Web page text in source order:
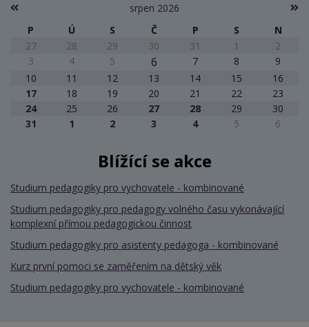
srpen 2026
P
Ú S Č P S
N
27
28 29 30 31 1
2
3
4 5 6 7 8
9
10
11 12 13 14 15
16
17
18 19 20 21 22
23
24
25 26 27 28 29
30
31
1 2 3 4 5 6
Blížící se akce
Studium pedagogiky pro vychovatele - kombinované
Studium pedagogiky pro pedagogy volného času vykonávající
komplexní přímou pedagogickou činnost
Studium pedagogiky pro asistenty pedagoga - kombinované
Kurz první pomoci se zaměřením na dětský věk
Studium pedagogiky pro vychovatele - kombinované